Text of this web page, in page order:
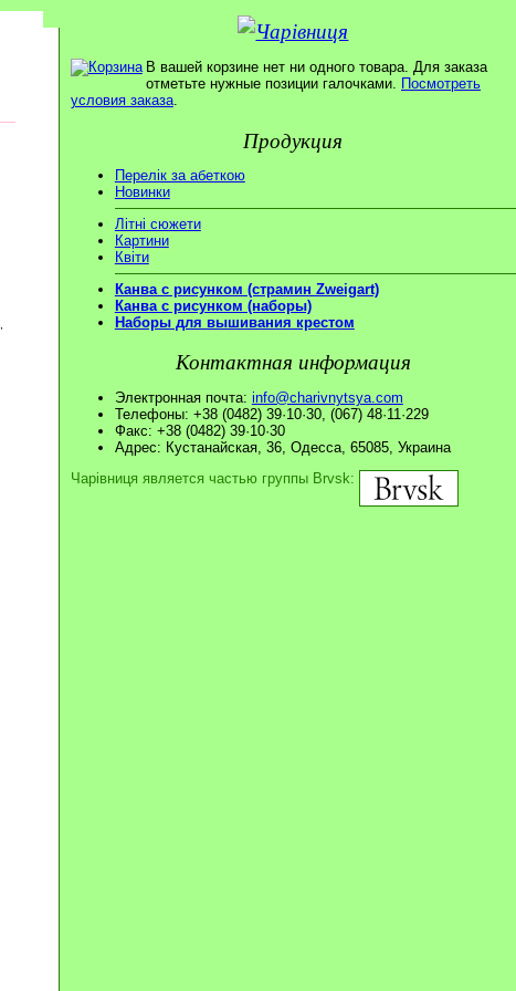
В вашей корзине нет ни одного товара. Для заказа
отметьте нужные позиции галочками. Посмотреть
условия заказа.
Продукция
Перелік за абеткою
Новинки
Літні сюжети
Картини
Квіти
Канва с рисунком (страмин Zweigart)
Канва с рисунком (наборы)
Наборы для вышивания крестом
Контактная информация
Электронная почта: info@charivnytsya.com
Телефоны: +38 (0482) 39·10·30, (067) 48·11·229
Факс: +38 (0482) 39·10·30
Адрес: Кустанайская, 36, Одесса, 65085, Украина
Чарівниця является частью группы Brvsk: